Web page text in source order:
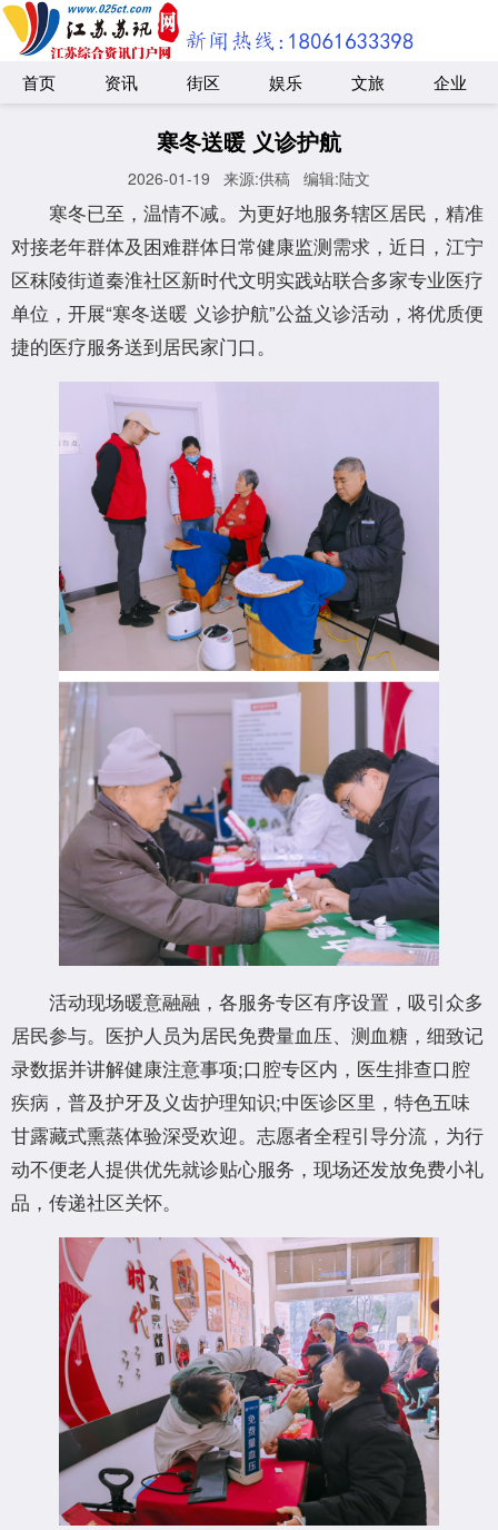
首页 资讯 街区 娱乐 文旅 企业
寒冬送暖 义诊护航
2026-01-19 来源:供稿 编辑:陆文
寒冬已至，温情不减。为更好地服务辖区居民，精准
对接老年群体及困难群体日常健康监测需求，近日，江宁
区秣陵街道秦淮社区新时代文明实践站联合多家专业医疗
单位，开展“寒冬送暖 义诊护航”公益义诊活动，将优质便
捷的医疗服务送到居民家门口。
活动现场暖意融融，各服务专区有序设置，吸引众多
居民参与。医护人员为居民免费量血压、测血糖，细致记
录数据并讲解健康注意事项;口腔专区内，医生排查口腔
疾病，普及护牙及义齿护理知识;中医诊区里，特色五味
甘露藏式熏蒸体验深受欢迎。志愿者全程引导分流，为行
动不便老人提供优先就诊贴心服务，现场还发放免费小礼
品，传递社区关怀。